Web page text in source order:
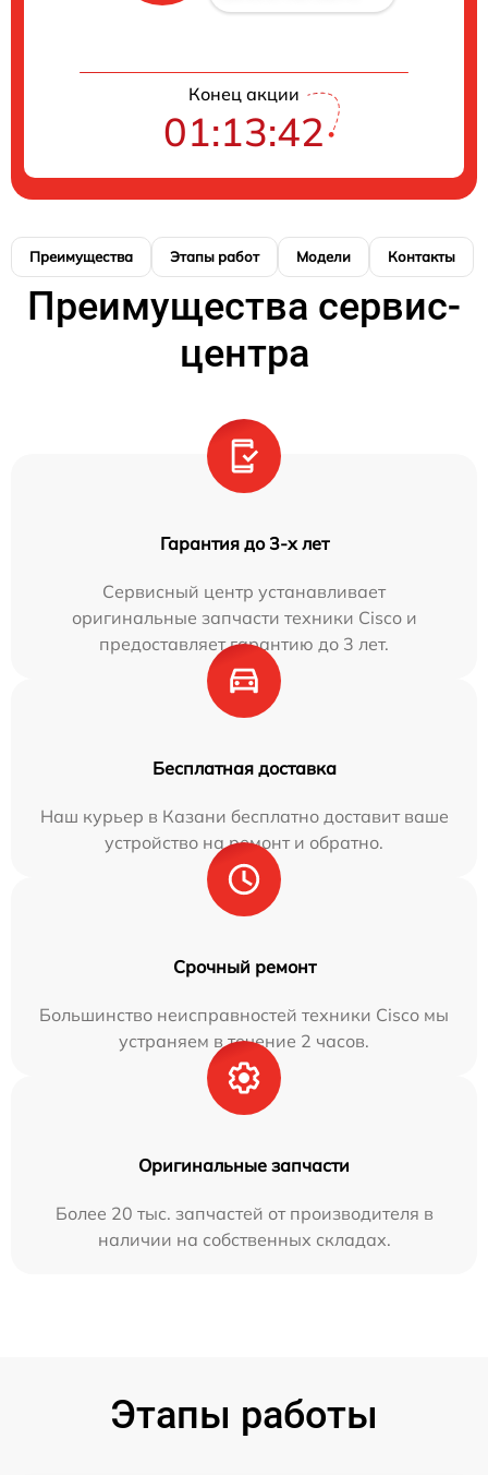
Конец акции
01:13:42
Преимущества Этапы работ Модели Контакты
Преимущества сервис-
центра
Гарантия до 3-х лет
Сервисный центр устанавливает
оригинальные запчасти техники Cisco и
предоставляет гарантию до 3 лет.
Бесплатная доставка
Наш курьер в Казани бесплатно доставит ваше
устройство на ремонт и обратно.
Срочный ремонт
Большинство неисправностей техники Cisco мы
устраняем в течение 2 часов.
Оригинальные запчасти
Более 20 тыс. запчастей от производителя в
наличии на собственных складах.
Этапы работы